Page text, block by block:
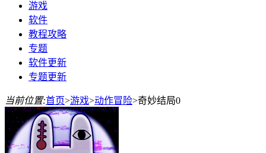
游戏
软件
教程攻略
专题
软件更新
专题更新
当前位置:首页>游戏>动作冒险>奇妙结局0